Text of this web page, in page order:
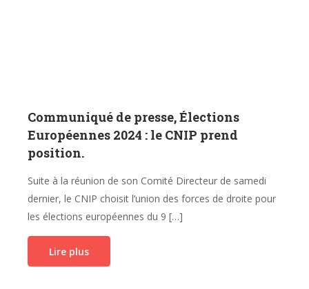
Communiqué de presse, Élections
Européennes 2024 : le CNIP prend
position.
Suite à la réunion de son Comité Directeur de samedi
dernier, le CNIP choisit l’union des forces de droite pour
les élections européennes du 9 […]
Lire plus